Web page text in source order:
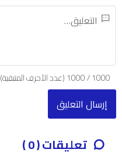
1000
/
1000(عدد الأحرف المتبقية)
تعليقات ( 0 )